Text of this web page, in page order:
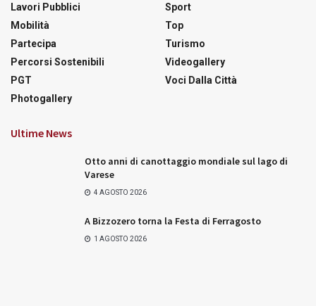
Lavori Pubblici
Mobilità
Partecipa
Percorsi Sostenibili
PGT
Photogallery
Sport
Top
Turismo
Videogallery
Voci Dalla Città
Ultime News
Otto anni di canottaggio mondiale sul lago di
Varese
4 AGOSTO 2026
A Bizzozero torna la Festa di Ferragosto
1 AGOSTO 2026